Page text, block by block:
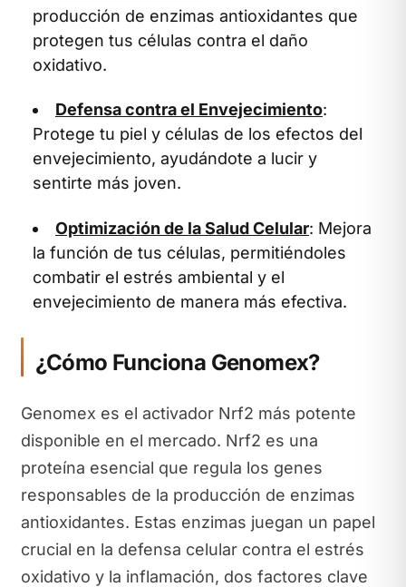
producción de enzimas antioxidantes que
protegen tus células contra el daño
oxidativo.
Defensa contra el Envejecimiento:
Protege tu piel y células de los efectos del
envejecimiento, ayudándote a lucir y
sentirte más joven.
Optimización de la Salud Celular: Mejora
la función de tus células, permitiéndoles
combatir el estrés ambiental y el
envejecimiento de manera más efectiva.
¿Cómo Funciona Genomex?
Genomex es el activador Nrf2 más potente
disponible en el mercado. Nrf2 es una
proteína esencial que regula los genes
responsables de la producción de enzimas
antioxidantes. Estas enzimas juegan un papel
crucial en la defensa celular contra el estrés
oxidativo y la inflamación, dos factores clave